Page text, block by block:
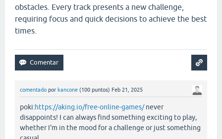
obstacles. Every track presents a new challenge,
requiring focus and quick decisions to achieve the best
times.
comentado por kancone (100 puntos) Feb 21, 2025
poki:https://aking.io/free-online-games/never
disappoints! I can always find something exciting to play,
whether I'm in the mood for a challenge or just something